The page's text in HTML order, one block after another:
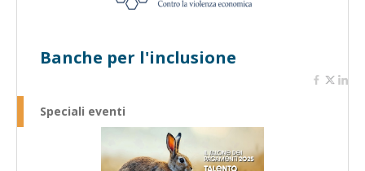
Banche per l'inclusione
Speciali eventi